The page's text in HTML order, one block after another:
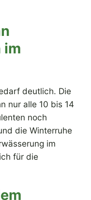
im
deutlich. Die
nur alle 10 bis 14
noch
die Winterruhe
im
für die